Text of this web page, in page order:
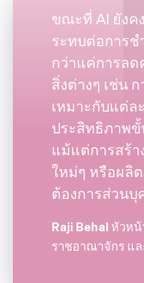
ขณะที่ AI ยังค
ระทบต่อการช
กว่าแค่การลด
สิ่งต่างๆ เช่น
เหมาะกับแต่ล
ประสิทธิภาพ
แม้แต่การสร้
ใหม่ๆ หรือผลิ
ต้องการส่วนบุ
Raji Behal หัวหน้
ราชอาณาจักร แ